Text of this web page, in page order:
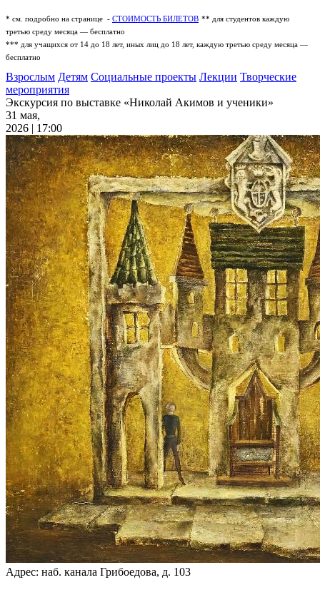
* см. подробно на странице - СТОИМОСТЬ БИЛЕТОВ ** для студентов каждую
третью среду месяца — бесплатно
*** для учащихся от 14 до 18 лет, иных лиц до 18 лет, каждую третью среду месяца —
бесплатно
Взрослым Детям Социальные проекты Лекции Творческие
мероприятия
Экскурсия по выставке «Николай Акимов и ученики»
31 мая,
2026 | 17:00
Адрес: наб. канала Грибоедова, д. 103